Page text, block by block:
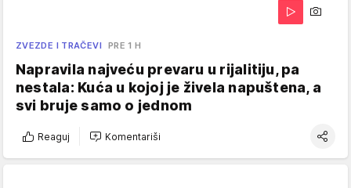
ZVEZDE I TRAČEVI PRE 1 H
Napravila najveću prevaru u rijalitiju, pa
nestala: Kuća u kojoj je živela napuštena, a
svi bruje samo o jednom
Reaguj Komentariši